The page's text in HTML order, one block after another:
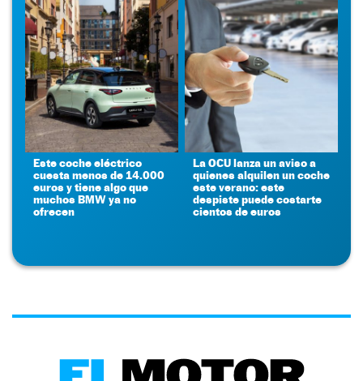
Este coche eléctrico
cuesta menos de 14.000
euros y tiene algo que
muchos BMW ya no
ofrecen
La OCU lanza un aviso a
quienes alquilen un coche
este verano: este
despiste puede costarte
cientos de euros